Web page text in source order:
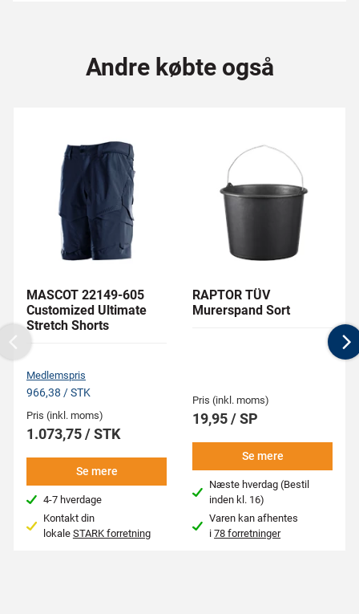
Andre købte også
MASCOT 22149-605
Customized Ultimate
Stretch Shorts
Medlemspris
966,38 / STK
Pris (inkl. moms)
1.073,75 / STK
Se mere
4-7 hverdage
Kontakt din
lokale STARK forretning
RAPTOR TÜV
Murerspand Sort
Pris (inkl. moms)
19,95 / SP
Se mere
Næste hverdag (Bestil
inden kl. 16)
Varen kan afhentes
i78 forretninger
Previous